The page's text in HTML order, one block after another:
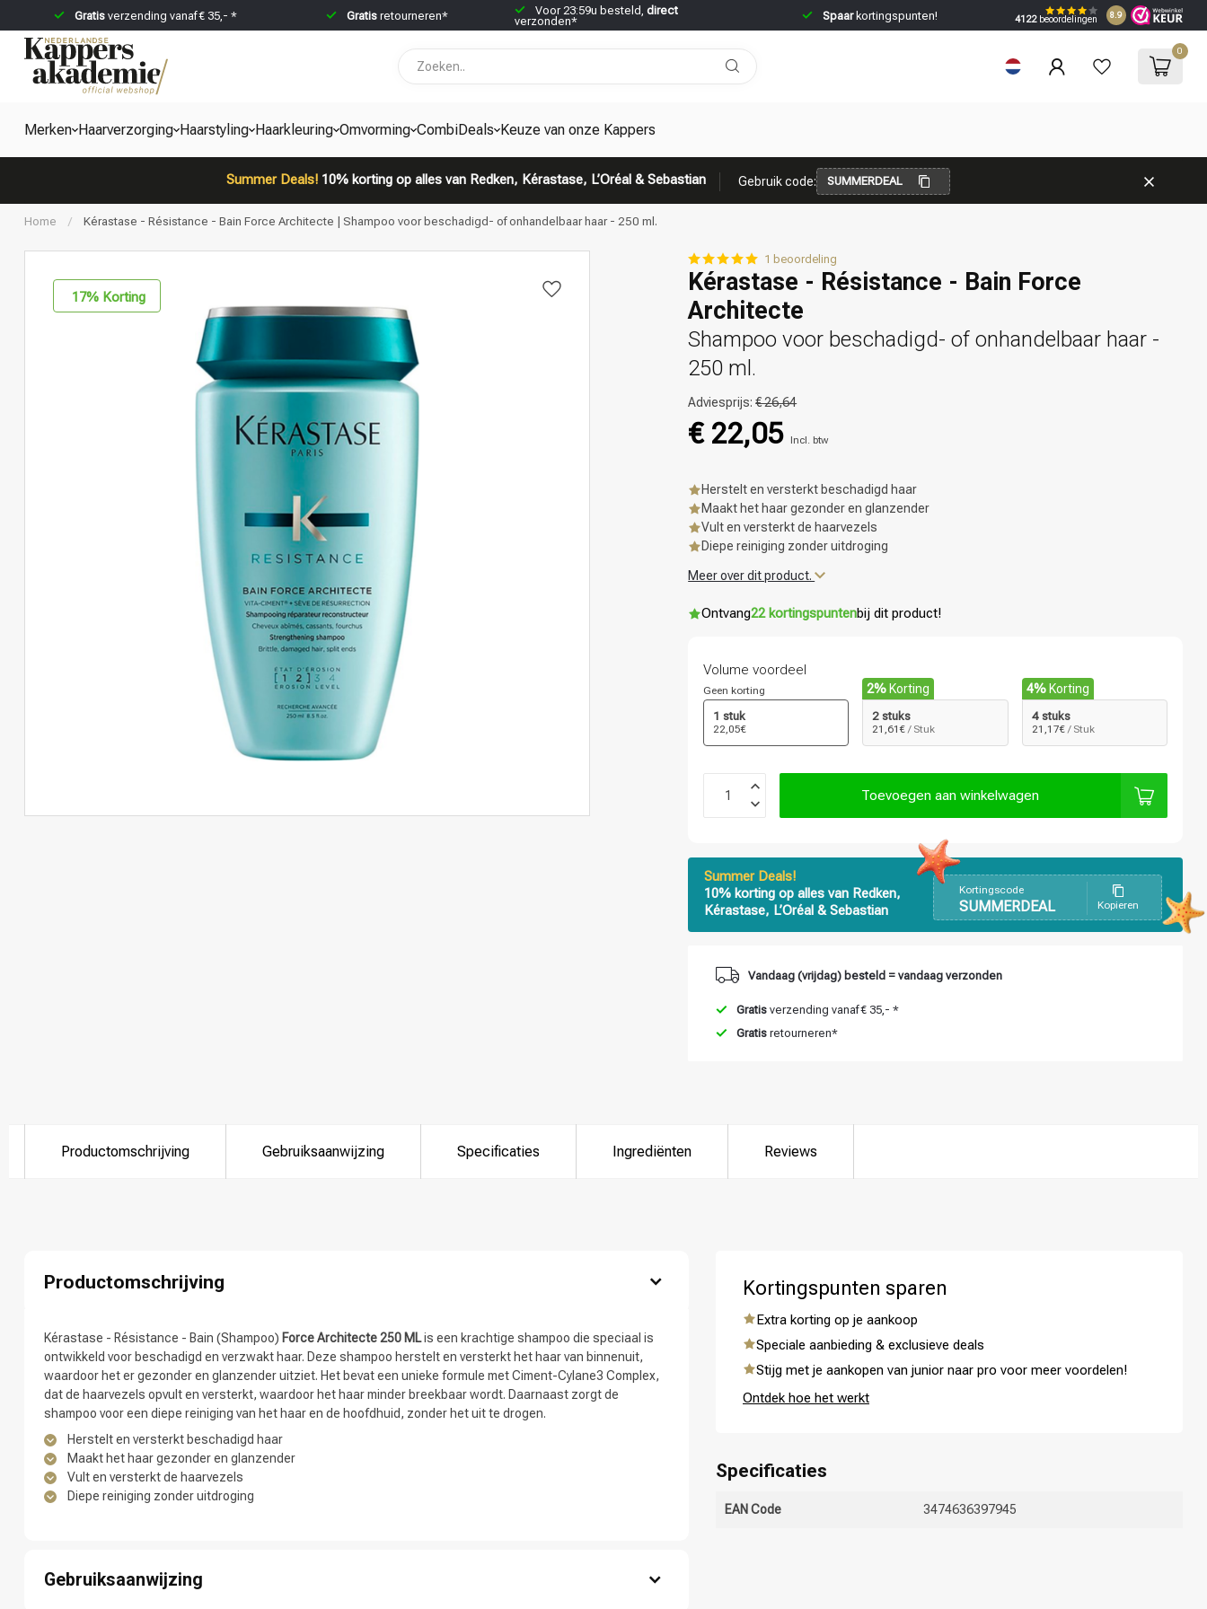
Gratisverzending vanaf € 35,- * Gratisretourneren* Voor 23:59u besteld, direct
verzonden*
Spaarkortingspunten! 4122beoordelingen 8.9
0
Merken Haarverzorging Haarstyling Haarkleuring Omvorming CombiDeals Keuze van onze Kappers
Summer Deals!10% korting op alles van Redken, Kérastase, L’Oréal & Sebastian Gebruik code: SUMMERDEAL
Welke categorie ben jij naar op zoek?
Merken
Home / Kérastase - Résistance - Bain Force Architecte | Shampoo voor beschadigd- of onhandelbaar haar - 250 ml.
17% Korting
1 beoordeling
Kérastase - Résistance - Bain Force
Architecte
Shampoo voor beschadigd- of onhandelbaar haar -
250 ml.
Adviesprijs:€ 26,64
€ 22,05 Incl. btw
Herstelt en versterkt beschadigd haar
Maakt het haar gezonder en glanzender
Vult en versterkt de haarvezels
Diepe reiniging zonder uitdroging
Meer over dit product.
Ontvang22 kortingspuntenbij dit product!
Volume voordeel
Geen korting
1 stuk
22,05€
2% Korting
2 stuks
21,61€ / Stuk
4%Korting
4 stuks
21,17€ / Stuk
Toevoegen aan winkelwagen
Summer Deals!
10% korting op alles van Redken,
Kérastase, L’Oréal & Sebastian
Kortingscode
SUMMERDEAL Kopieren
Vandaag (vrijdag) besteld = vandaag verzonden
Gratis verzending vanaf € 35,- *
Gratis retourneren*
Productomschrijving Gebruiksaanwijzing Specificaties Ingrediënten Reviews
Productomschrijving
Kérastase - Résistance - Bain (Shampoo) Force Architecte 250 MLis een krachtige shampoo die speciaal is
ontwikkeld voor beschadigd en verzwakt haar. Deze shampoo herstelt en versterkt het haar van binnenuit,
waardoor het er gezonder en glanzender uitziet. Het bevat een unieke formule met Ciment-Cylane3 Complex,
dat de haarvezels opvult en versterkt, waardoor het haar minder breekbaar wordt. Daarnaast zorgt de
shampoo voor een diepe reiniging van het haar en de hoofdhuid, zonder het uit te drogen.
Herstelt en versterkt beschadigd haar
Maakt het haar gezonder en glanzender
Vult en versterkt de haarvezels
Diepe reiniging zonder uitdroging
Gebruiksaanwijzing
Kortingspunten sparen
Extra korting op je aankoop
Speciale aanbieding & exclusieve deals
Stijg met je aankopen van junior naar pro voor meer voordelen!
Ontdek hoe het werkt
Specificaties
EAN Code 3474636397945